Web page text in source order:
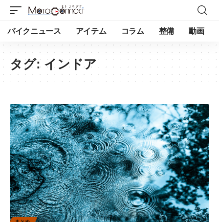
バイクニュース アイテム コラム 整備 動画
タグ: インドア